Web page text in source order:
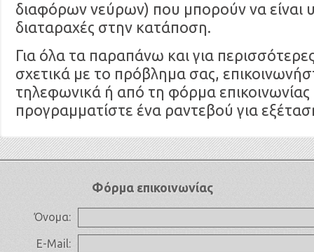
διαφόρων νεύρων) που μπορούν να είναι
διαταραχές στην κατάποση.
Για όλα τα παραπάνω και για
σχετικά με το πρόβλημα σας,
τηλεφωνικά ή από τη φόρμα επικοινωνίας
προγραμματίστε ένα ραντεβού για
Φόρμα επικοινωνίας
Όνομα:
E-Mail: